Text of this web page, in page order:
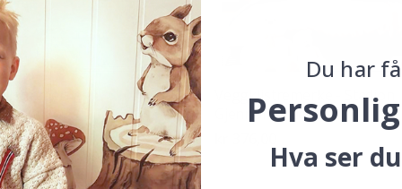
-
Veggklistremerke - Stadion
Gjennombrudd
Du har
Hva ser